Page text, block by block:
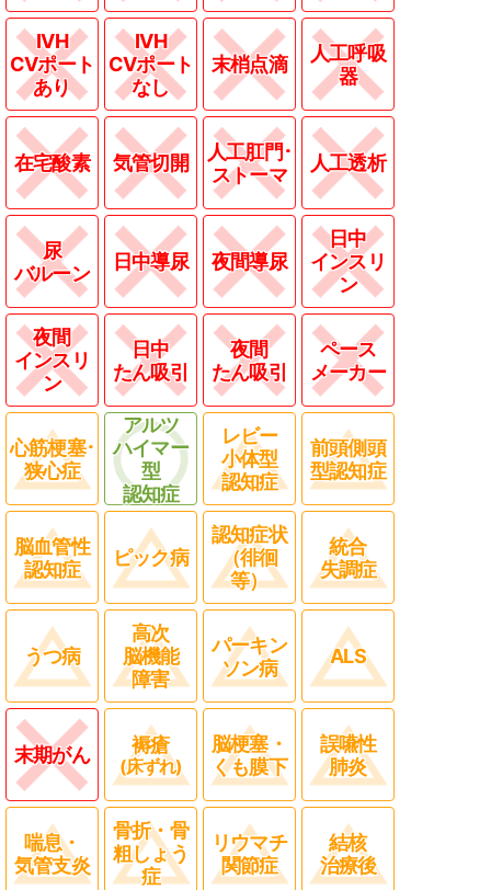
IVH
CVポート
あり
IVH
CVポート
なし
末梢点滴
人工呼吸
器
在宅酸素 気管切開
人工肛門･
ストーマ
人工透析
尿
バルーン
日中導尿 夜間導尿
日中
インスリ
ン
夜間
インスリ
ン
日中
たん吸引
夜間
たん吸引
ペース
メーカー
心筋梗塞･
狭心症
アルツ
ハイマー
型
認知症
レビー
小体型
認知症
前頭側頭
型認知症
脳血管性
認知症
ピック病
認知症状
（徘徊
等）
統合
失調症
うつ病
高次
脳機能
障害
パーキン
ソン病
ALS
末期がん 褥瘡
(床ずれ)
脳梗塞・
くも膜下
誤嚥性
肺炎
喘息・
気管支炎
骨折・骨
粗しょう
症
リウマチ
関節症
結核
治療後